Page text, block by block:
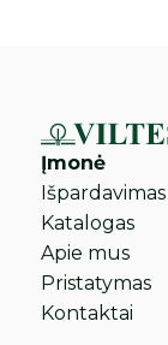
Įmonė
Išpardavimas
Katalogas
Apie mus
Pristatymas
Kontaktai